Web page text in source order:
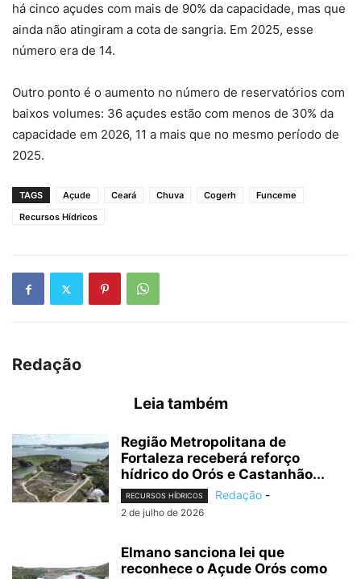
há cinco açudes com mais de 90% da capacidade, mas que
ainda não atingiram a cota de sangria. Em 2025, esse
número era de 14.
Outro ponto é o aumento no número de reservatórios com
baixos volumes: 36 açudes estão com menos de 30% da
capacidade em 2026, 11 a mais que no mesmo período de
2025.
TAGS Açude Ceará Chuva Cogerh
Funceme
Recursos Hídricos
Redação
Leia também
Região Metropolitana de
Fortaleza receberá reforço
hídrico do Orós e Castanhão...
RECURSOS HÍDRICOS Redação -
2 de julho de 2026
Elmano sanciona lei que
reconhece o Açude Orós como